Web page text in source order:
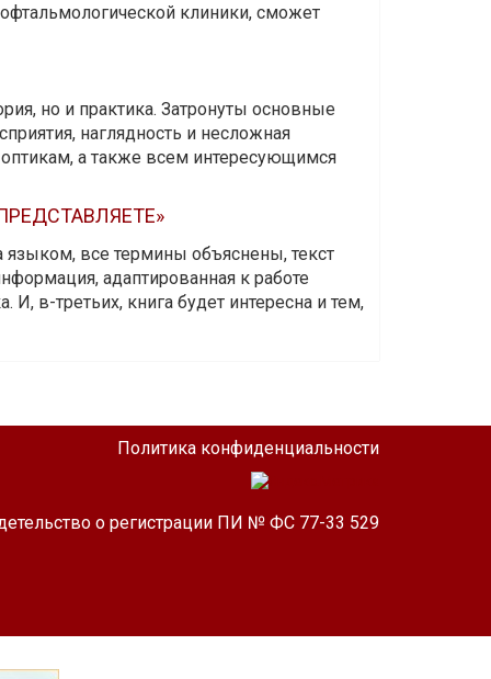
клиники, сможет
но и практика. Затронуты основные
наглядность и несложная
а также всем интересующимся
языком, все термины объяснены, текст
адаптированная к работе
в-третьих, книга будет интересна и тем,
Политика конфиденциальности
о регистрации ПИ № ФС 77-33 529